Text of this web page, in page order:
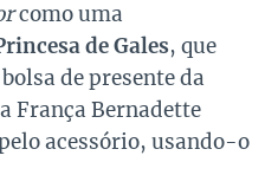
como uma
de Gales, que
de presente da
França Bernadette
acessório, usando-o